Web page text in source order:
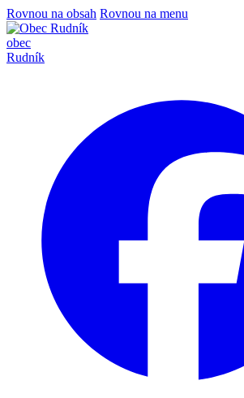
Rovnou na obsah Rovnou na menu
obec
Rudník